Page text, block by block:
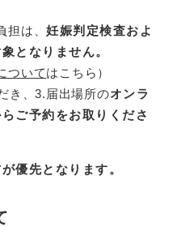
担は、妊娠判定検査およ
となりません。
ついてはこちら）
き、3.届出場所のオンラ
ご予約をお取りくださ
優先となります。